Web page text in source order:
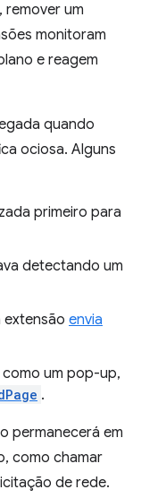
remover um
monitoram
e reagem
quando
ociosa. Alguns
primeiro para
detectando um
envia
um pop-up,
.
permanecerá em
como chamar
de rede.